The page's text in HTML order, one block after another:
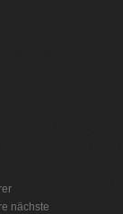
nächste